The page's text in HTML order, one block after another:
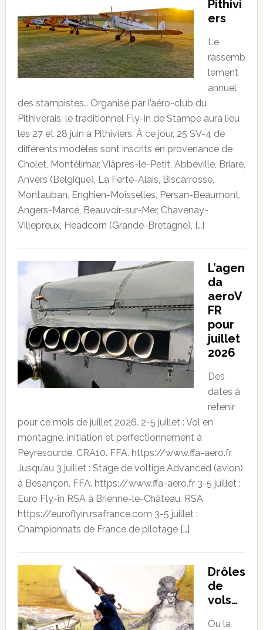
Pithivi
ers
Le
rassemb
lement
annuel
des stampistes… Organisé par l’aéro-club du
Pithiverais, le traditionnel Fly-in de Stampe aura lieu
les 27 et 28 juin à Pithiviers. À ce jour, 25 SV-4 de
différents modèles sont inscrits en provenance de
Cholet, Montélimar, Viâpres-le-Petit, Abbeville, Briare,
Anvers (Belgique), La Ferté-Alais, Biscarrosse,
Montauban, Enghien-Moisselles, Persan-Beaumont,
Angers-Marcé, Beauvoir-sur-Mer, Chavenay-
Villepreux, Headcorn (Grande-Bretagne), […]
L’agen
da
aeroV
FR
pour
juillet
2026
Des
dates à
retenir
pour ce mois de juillet 2026. 2-5 juillet : Vol en
montagne, initiation et perfectionnement à
Peyresourde. CRA10. FFA. https://www.ffa-aero.fr
Jusqu’au 3 juillet : Stage de voltige Advanced (avion)
à Besançon. FFA. https://www.ffa-aero.fr 3-5 juillet :
Euro Fly-in RSA à Brienne-le-Château. RSA.
https://euroflyin.rsafrance.com 3-5 juillet :
Championnats de France de pilotage […]
Drôles
de
vols…
Ou la